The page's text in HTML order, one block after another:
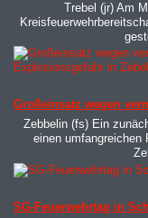
Trebel (jr) Am
Großeinsatz wegen
Zebbelin (fs) Ein
einen umfangreichen
SG-Feuerwehrtag in